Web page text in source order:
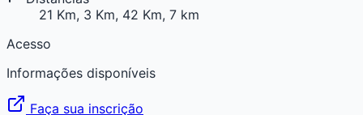
21 Km, 3 Km, 42 Km, 7 km
Acesso
Informações disponíveis
Faça sua inscrição